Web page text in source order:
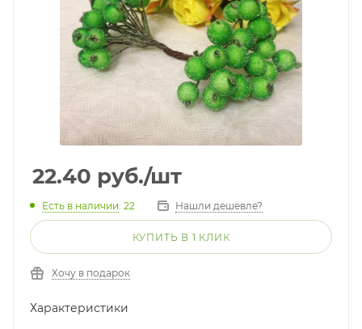
22.40 руб./шт
Есть в наличии: 22 Нашли дешевле?
КУПИТЬ В 1 КЛИК
Хочу в подарок
Характеристики